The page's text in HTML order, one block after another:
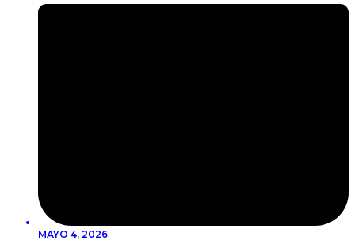
MAYO 4, 2026